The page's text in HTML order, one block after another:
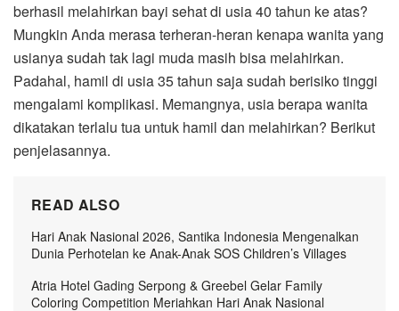
berhasil melahirkan bayi sehat di usia 40 tahun ke atas?
Mungkin Anda merasa terheran-heran kenapa wanita yang
usianya sudah tak lagi muda masih bisa melahirkan.
Padahal, hamil di usia 35 tahun saja sudah berisiko tinggi
mengalami komplikasi. Memangnya, usia berapa wanita
dikatakan terlalu tua untuk hamil dan melahirkan? Berikut
penjelasannya.
READ ALSO
Hari Anak Nasional 2026, Santika Indonesia Mengenalkan
Dunia Perhotelan ke Anak-Anak SOS Children’s Villages
Atria Hotel Gading Serpong & Greebel Gelar Family
Coloring Competition Meriahkan Hari Anak Nasional